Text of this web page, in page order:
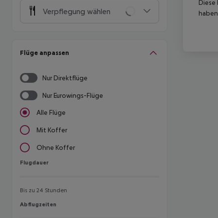
Verpflegung wählen
Flüge anpassen
Nur Direktflüge
Nur Eurowings-Flüge
Alle Flüge
Mit Koffer
Ohne Koffer
Flugdauer
Flugdauer
Bis zu 24 Stunden
Abflugzeiten
Abflugzeiten
Diese